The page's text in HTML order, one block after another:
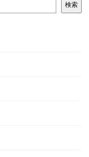
検索